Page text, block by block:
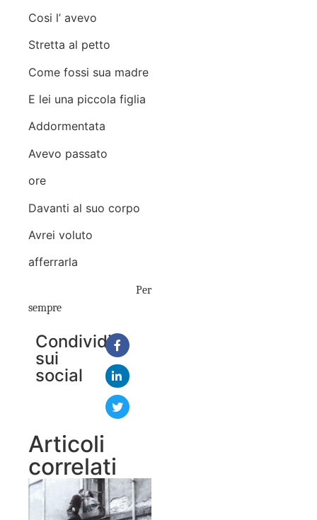
Cosi l’ avevo
Stretta al petto
Come fossi sua madre
E lei una piccola figlia
Addormentata
Avevo passato
ore
Davanti al suo corpo
Avrei voluto
afferrarla
Per
sempre
Condividi
sui
social
Articoli
correlati